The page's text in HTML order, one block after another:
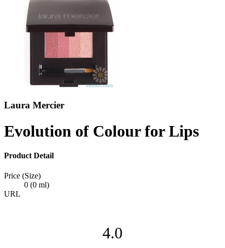
Laura Mercier
Evolution of Colour for Lips
Product Detail
Price (Size)
0 (0 ml)
URL
4.0